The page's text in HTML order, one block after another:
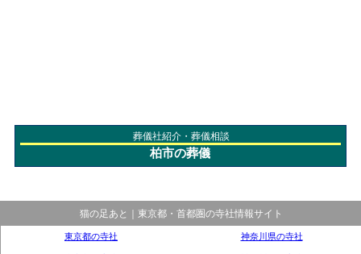
葬儀社紹介・葬儀相談
柏市の葬儀
猫の足あと｜東京都・首都圏の寺社情報サイト
東京都の寺社 神奈川県の寺社